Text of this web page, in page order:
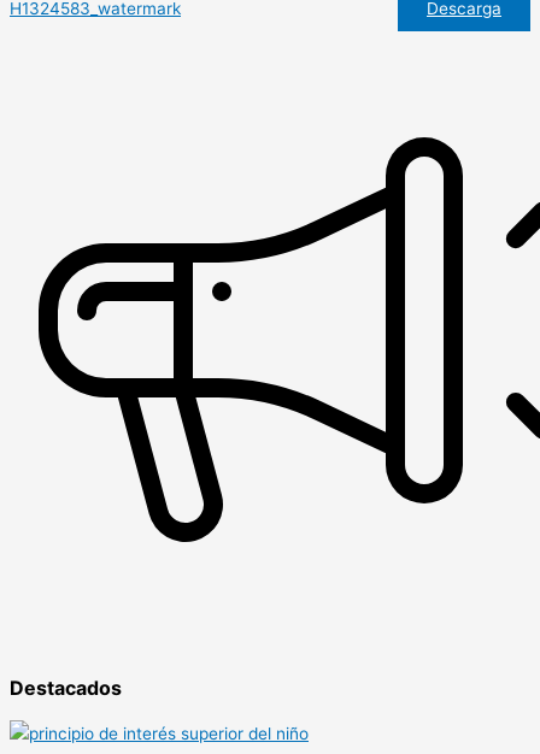
H1324583_watermark Descarga
Destacados